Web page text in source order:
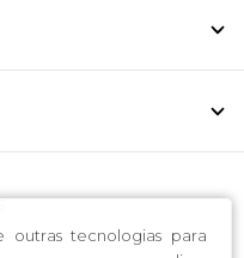
outras tecnologias para